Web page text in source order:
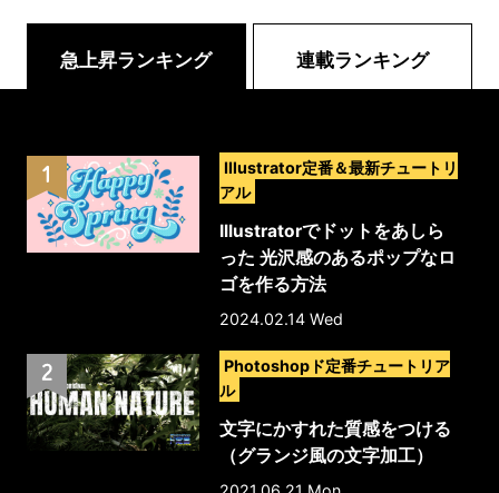
急上昇ランキング
Illustrator定番＆最新チュートリ
アル
Illustratorでドットをあしら
った 光沢感のあるポップなロ
ゴを作る方法
2024.02.14 Wed
Photoshopド定番チュートリア
ル
文字にかすれた質感をつける
（グランジ風の文字加工）
連載ランキング